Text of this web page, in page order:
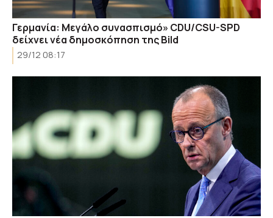
Γερμανία: Μεγάλο συνασπισμό» CDU/CSU-SPD
δείχνει νέα δημοσκόπηση της Bild
29/12 08:17